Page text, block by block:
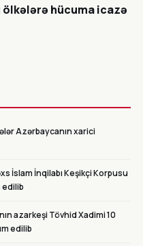
hücuma icazə
Azərbaycanın xarici
İslam İnqilabı Keşikçi Korpusu
azarkeşi Tövhid Xadimi 10
edilib